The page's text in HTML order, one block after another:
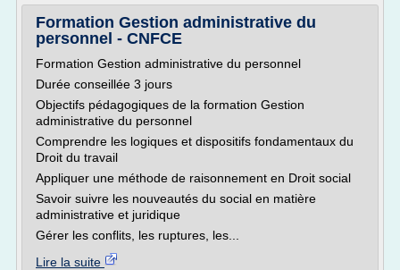
Formation Gestion administrative du
personnel - CNFCE
Formation Gestion administrative du personnel
Durée conseillée 3 jours
Objectifs pédagogiques de la formation Gestion
administrative du personnel
Comprendre les logiques et dispositifs fondamentaux du
Droit du travail
Appliquer une méthode de raisonnement en Droit social
Savoir suivre les nouveautés du social en matière
administrative et juridique
Gérer les conflits, les ruptures, les...
Lire la suite